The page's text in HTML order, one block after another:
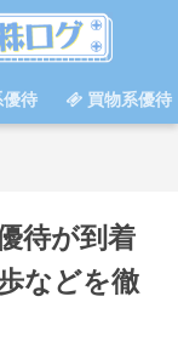
優待 買物系優待
待が到着
などを徹